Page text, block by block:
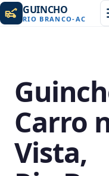
GUINCHO
RIO BRANCO-AC
Carro
Vista,